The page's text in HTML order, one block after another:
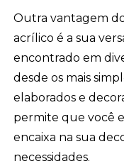
Outra vantagem
acrílico é a sua
encontrado em
desde os mais
elaborados e
permite que você
encaixa na sua
necessidades.